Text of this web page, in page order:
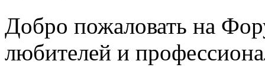
Добро пожаловать на
любителей и